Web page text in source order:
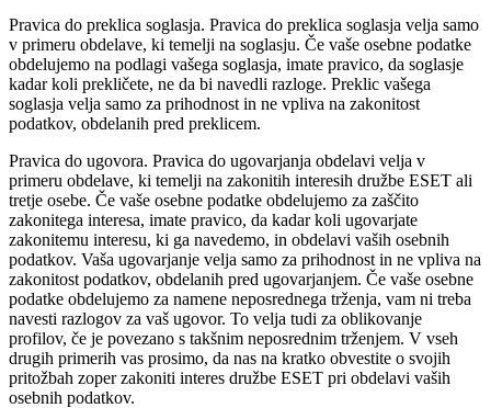
Pravica do preklica soglasja. Pravica do preklica soglasja velja samo
v primeru obdelave, ki temelji na soglasju. Če vaše osebne podatke
obdelujemo na podlagi vašega soglasja, imate pravico, da soglasje
kadar koli prekličete, ne da bi navedli razloge. Preklic vašega
soglasja velja samo za prihodnost in ne vpliva na zakonitost
podatkov, obdelanih pred preklicem.
Pravica do ugovora. Pravica do ugovarjanja obdelavi velja v
primeru obdelave, ki temelji na zakonitih interesih družbe ESET ali
tretje osebe. Če vaše osebne podatke obdelujemo za zaščito
zakonitega interesa, imate pravico, da kadar koli ugovarjate
zakonitemu interesu, ki ga navedemo, in obdelavi vaših osebnih
podatkov. Vaša ugovarjanje velja samo za prihodnost in ne vpliva na
zakonitost podatkov, obdelanih pred ugovarjanjem. Če vaše osebne
podatke obdelujemo za namene neposrednega trženja, vam ni treba
navesti razlogov za vaš ugovor. To velja tudi za oblikovanje
profilov, če je povezano s takšnim neposrednim trženjem. V vseh
drugih primerih vas prosimo, da nas na kratko obvestite o svojih
pritožbah zoper zakoniti interes družbe ESET pri obdelavi vaših
osebnih podatkov.